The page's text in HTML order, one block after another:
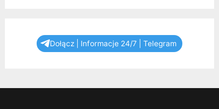
Dołącz | Informacje 24/7 | Telegram